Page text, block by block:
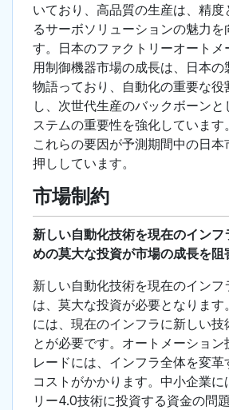
いており、高品質の生産は、精度
るサーボソリューションの魅力を
す。日本のファクトリーオートメ
用制御機器市場の成長は、日本の
物語っており、自動化の重要な役
し、次世代生産のバックボーン
ステムの重要性を強化しています
これらの要因が予測期間中の日本
押ししています。
市場制約
新しい自動化技術を現在のインフ
めの莫大な投資が市場の成長を阻
新しい自動化技術を現在のインフ
は、莫大な投資が必要となりま
には、現在のインフラに新しい技
とが必要です。オートメーショ
レードには、インフラ全体を変革
コストがかかります。中小企業に
リー4.0技術に投資する資金の問